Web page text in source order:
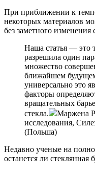
При приближении к
некоторых материалов
без заметного изменения
Наша статья — это
разрешила один
множество
ближайшем
универсально это
факторы
вращательных
стекла.
Маржена
исследования,
(Польша)
Недавно ученые на
останется ли